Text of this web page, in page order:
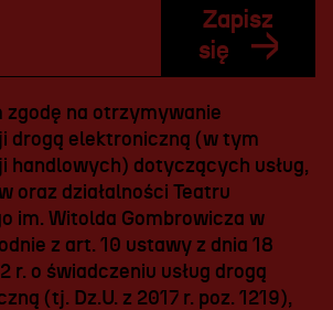
Zapisz
się
zgodę na otrzymywanie
drogą elektroniczną (w tym
handlowych) dotyczących usług,
oraz działalności Teatru
im. Witolda Gombrowicza w
z art. 10 ustawy z dnia 18
r. o świadczeniu usług drogą
(tj. Dz.U. z 2017 r. poz. 1219),